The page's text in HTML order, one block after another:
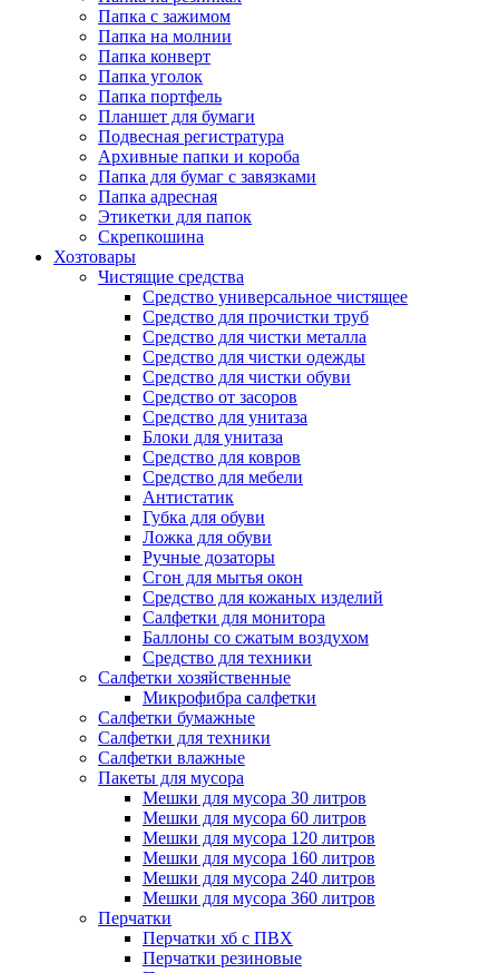
Папка с зажимом
Папка на молнии
Папка конверт
Папка уголок
Папка портфель
Планшет для бумаги
Подвесная регистратура
Архивные папки и короба
Папка для бумаг с завязками
Папка адресная
Этикетки для папок
Скрепкошина
Хозтовары
Чистящие средства
Средство универсальное чистящее
Средство для прочистки труб
Средство для чистки металла
Средство для чистки одежды
Средство для чистки обуви
Средство от засоров
Средство для унитаза
Блоки для унитаза
Средство для ковров
Средство для мебели
Антистатик
Губка для обуви
Ложка для обуви
Ручные дозаторы
Сгон для мытья окон
Средство для кожаных изделий
Салфетки для монитора
Баллоны со сжатым воздухом
Средство для техники
Салфетки хозяйственные
Микрофибра салфетки
Салфетки бумажные
Салфетки для техники
Салфетки влажные
Пакеты для мусора
Мешки для мусора 30 литров
Мешки для мусора 60 литров
Мешки для мусора 120 литров
Мешки для мусора 160 литров
Мешки для мусора 240 литров
Мешки для мусора 360 литров
Перчатки
Перчатки хб с ПВХ
Перчатки резиновые